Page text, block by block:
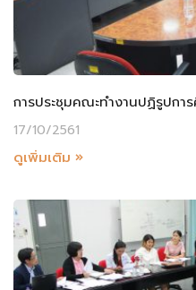
การประชุมคณะทำงานปฏิรูปก
17/10/2561
ดูเพิ่มเติม »